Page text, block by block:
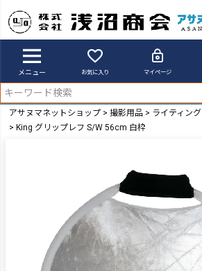
メニュー お気に入り マイページ
アサヌマネットショップ 撮影用品
ライティング
King グリップレフ S/W 56cm 白枠